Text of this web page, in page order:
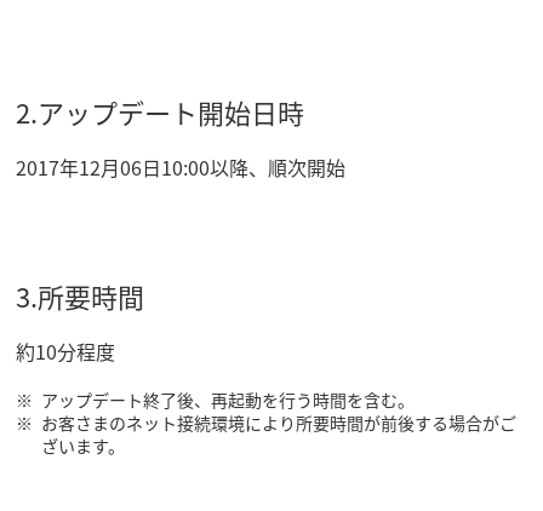
2.アップデート開始日時
2017年12月06日10:00以降、順次開始
3.所要時間
約10分程度
アップデート終了後、再起動を行う時間を含む。
お客さまのネット接続環境により所要時間が前後する場合がご
ざいます。